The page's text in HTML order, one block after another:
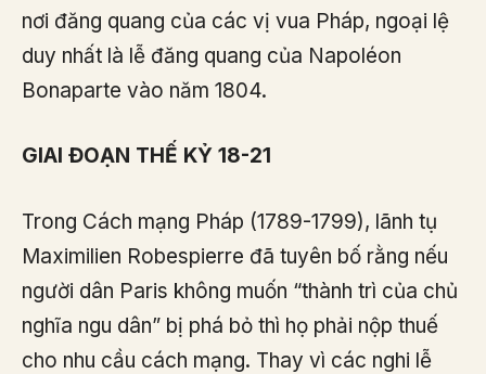
nơi đăng quang của các vị vua Pháp, ngoại lệ
duy nhất là lễ đăng quang của Napoléon
Bonaparte vào năm 1804.
GIAI ĐOẠN THẾ KỶ 18-21
Trong Cách mạng Pháp (1789-1799), lãnh tụ
Maximilien Robespierre đã tuyên bố rằng nếu
người dân Paris không muốn “thành trì của chủ
nghĩa ngu dân” bị phá bỏ thì họ phải nộp thuế
cho nhu cầu cách mạng. Thay vì các nghi lễ